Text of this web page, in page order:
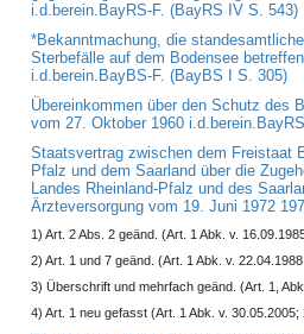
i.d.berein.BayRS-F. (BayRS IV S. 543)
*Bekanntmachung, die
Sterbefälle auf dem Bodensee
i.d.berein.BayBS-F. (BayBS I S. 305)
Übereinkommen über den Schutz des
vom 27. Oktober 1960
Staatsvertrag zwischen dem Freistaat
Pfalz und dem Saarland über die
Landes Rheinland-Pfalz und des
Ärzteversorgung vom 19. Juni 1972
1) Art. 2 Abs. 2 geänd. (Art. 1 Abk. v.
2) Art. 1 und 7 geänd. (Art. 1 Abk. v.
3) Überschrift und mehrfach geänd. (Art. 1,
4) Art. 1 neu gefasst (Art. 1 Abk. v. 30.05.2005;